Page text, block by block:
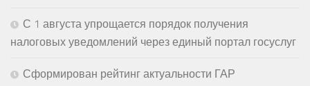
С 1 августа упрощается порядок получения
налоговых уведомлений через единый портал госуслуг
Сформирован рейтинг актуальности ГАР